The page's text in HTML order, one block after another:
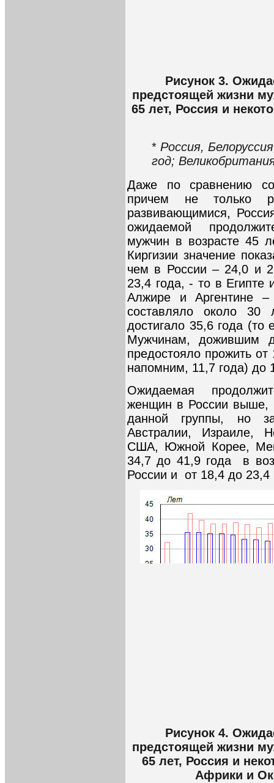
Рисунок 3.
предстоящей жизни
65 лет, Россия и
* Россия,
год;
Даже по сравнению со
причем не только
развивающимися,
ожидаемой
мужчин в возрасте 45
Киргизии значение
чем в России – 24,0 и
23,4 года, - то в
Алжире и Аргентине
составляло около
достигало 35,6 года
Мужчинам, дожившим
предостояло прожить
напомним, 11,7 года) до
Ожидаемая
женщин в России выше,
данной группы, но
Австралии, Израиле,
США, Южной Корее,
34,7 до 41,9 года в
России и от 18,4 до 23,4
Рисунок 4.
предстоящей жизни
65 лет, Россия и
Африки и